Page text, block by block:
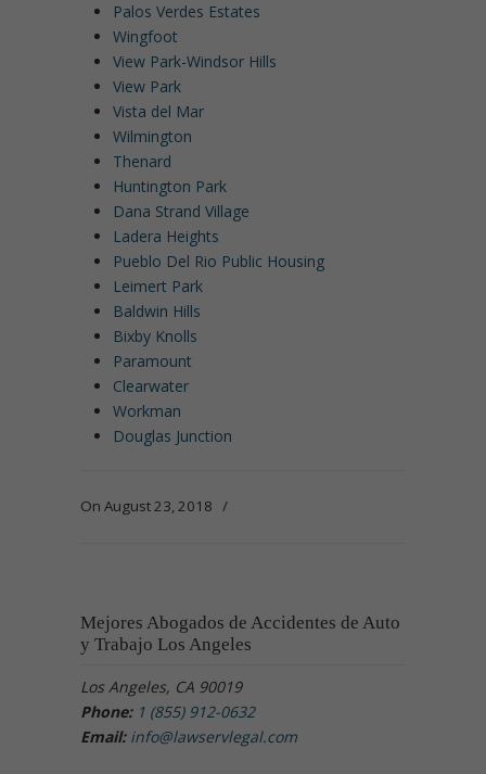
Palos Verdes Estates
Wingfoot
View Park-Windsor Hills
View Park
Vista del Mar
Wilmington
Thenard
Huntington Park
Dana Strand Village
Ladera Heights
Pueblo Del Rio Public Housing
Leimert Park
Baldwin Hills
Bixby Knolls
Paramount
Clearwater
Workman
Douglas Junction
On August 23, 2018 /
Mejores Abogados de Accidentes de Auto
y Trabajo Los Angeles
Los Angeles, CA 90019
Phone: 1 (855) 912-0632
Email: info@lawservlegal.com